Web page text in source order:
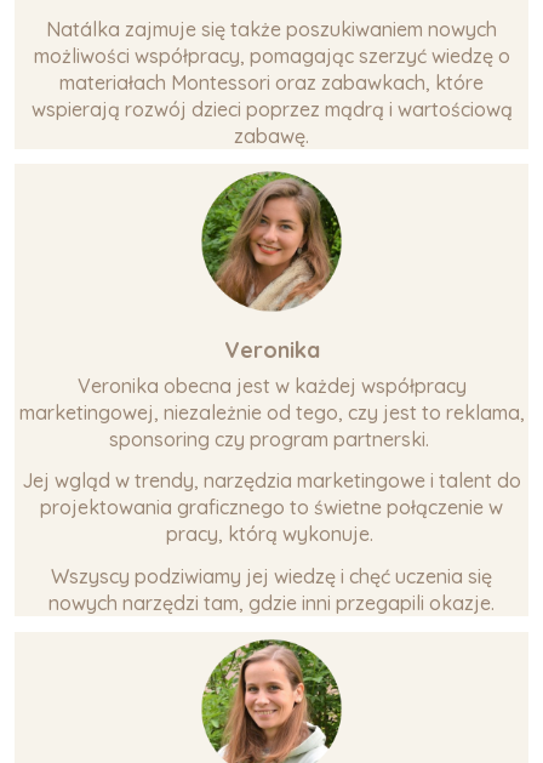
Natálka zajmuje się także poszukiwaniem nowych
możliwości współpracy, pomagając szerzyć wiedzę o
materiałach Montessori oraz zabawkach, które
wspierają rozwój dzieci poprzez mądrą i wartościową
zabawę.
Veronika
Veronika obecna jest w każdej współpracy
marketingowej, niezależnie od tego, czy jest to reklama,
sponsoring czy program partnerski.
Jej wgląd w trendy, narzędzia marketingowe i talent do
projektowania graficznego to świetne połączenie w
pracy, którą wykonuje.
Wszyscy podziwiamy jej wiedzę i chęć uczenia się
nowych narzędzi tam, gdzie inni przegapili okazje.